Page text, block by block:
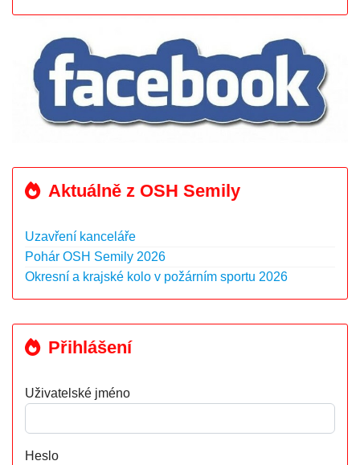
Aktuálně z OSH Semily
Uzavření kanceláře
Pohár OSH Semily 2026
Okresní a krajské kolo v požárním sportu 2026
Přihlášení
Uživatelské jméno
Heslo